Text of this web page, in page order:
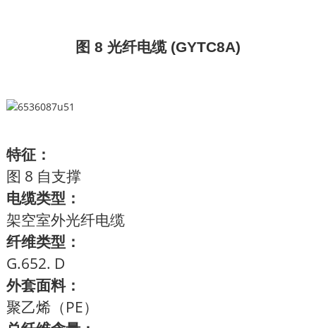
图 8 光纤电缆 (GYTC8A)
特征：
图 8 自支撑
电缆类型：
架空室外光纤电缆
纤维类型：
G.652. D
外套面料：
聚乙烯（PE）